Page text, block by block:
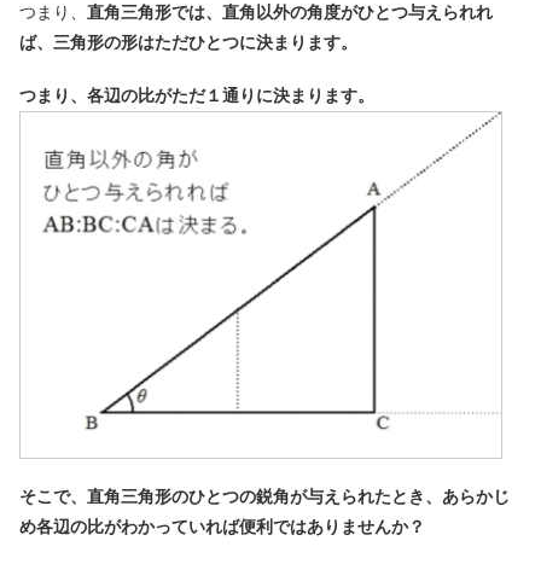
つまり、 直角三角形では、直角以外の角度がひとつ与えられれ
ば、三角形の形はただひとつに決まります。
つまり、各辺の比がただ１通りに決まります。
そこで、直角三角形のひとつの鋭角が与えられたとき、あらかじ
め各辺の比がわかっていれば便利ではありませんか？